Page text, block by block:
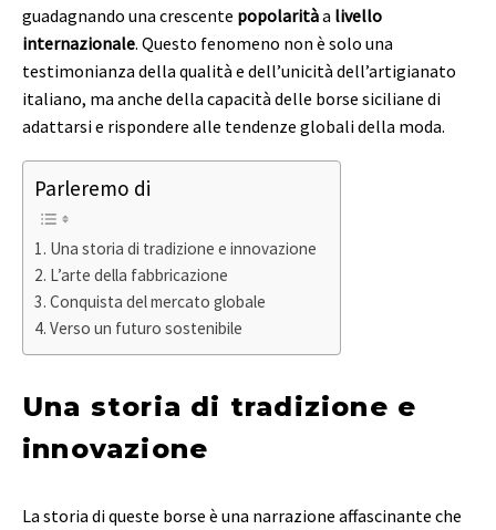
guadagnando una crescente popolaritàa livello
internazionale. Questo fenomeno non è solo una
testimonianza della qualità e dell’unicità dell’artigianato
italiano, ma anche della capacità delle borse siciliane di
adattarsi e rispondere alle tendenze globali della moda.
Parleremo di
Una storia di tradizione e innovazione
L’arte della fabbricazione
Conquista del mercato globale
Verso un futuro sostenibile
Una storia di tradizione e
innovazione
La storia di queste borse è una narrazione affascinante che